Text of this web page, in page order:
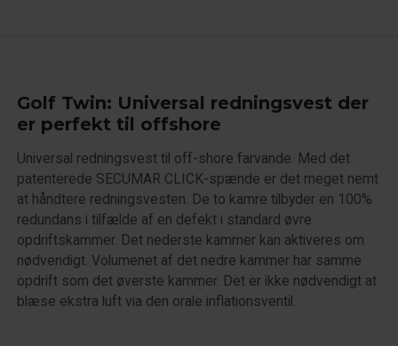
Golf Twin: Universal redningsvest der
er perfekt til offshore
Universal redningsvest til off-shore farvande. Med det
patenterede SECUMAR CLICK-spænde er det meget nemt
at håndtere redningsvesten. De to kamre tilbyder en 100%
redundans i tilfælde af en defekt i standard øvre
opdriftskammer. Det nederste kammer kan aktiveres om
nødvendigt. Volumenet af det nedre kammer har samme
opdrift som det øverste kammer. Det er ikke nødvendigt at
blæse ekstra luft via den orale inflationsventil.